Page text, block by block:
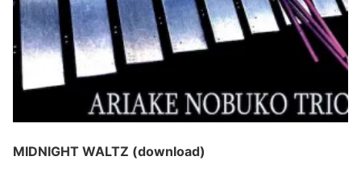
MIDNIGHT WALTZ (download)